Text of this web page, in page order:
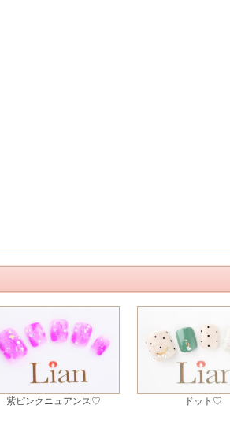
紫ピンクニュアンス♡ ドット♡